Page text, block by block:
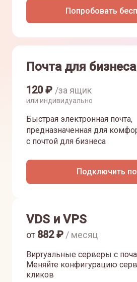
Попробовать
Почта для бизнеса
120₽ /за ящик
или индивидуально
Быстрая электронная почта,
предназначенная для
с почтой для бизнеса
Подключить
VDS и VPS
Виртуальные серверы с
Меняйте конфигурацию
кликов
от 882₽ / месяц